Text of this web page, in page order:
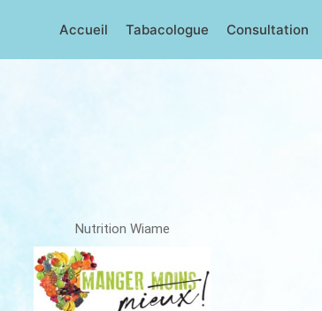
Accueil Tabacologue Consultation
Nutrition Wiame